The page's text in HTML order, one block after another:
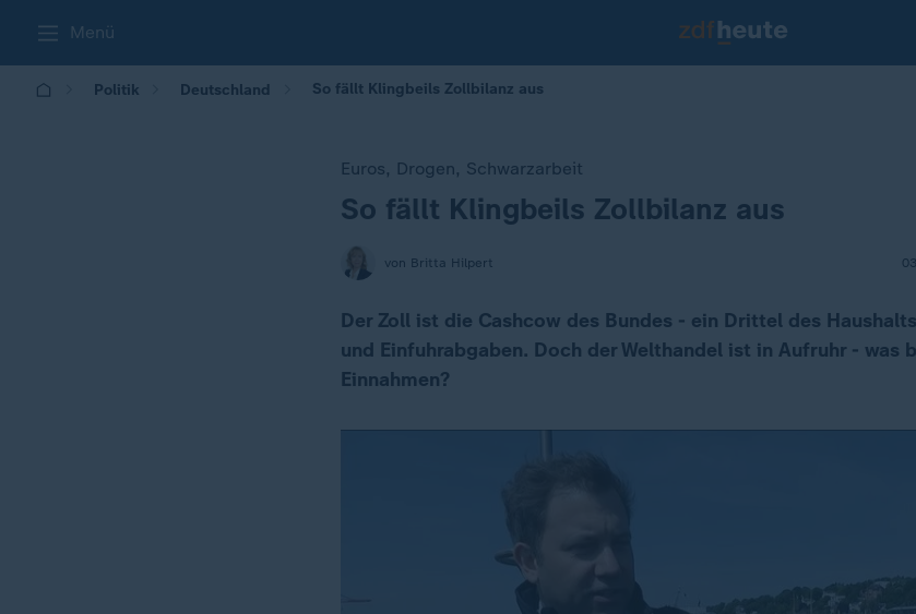
Menü
Politik Deutschland So fällt Klingbeils Zollbilanz aus
Euros, Drogen, Schwarzarbeit
:
So fällt Klingbeils Zollbilanz aus
von Britta Hilpert
Der Zoll ist die Cashcow des Bundes - ein Drittel des
und Einfuhrabgaben. Doch der Welthandel ist in Aufruhr - was
Einnahmen?